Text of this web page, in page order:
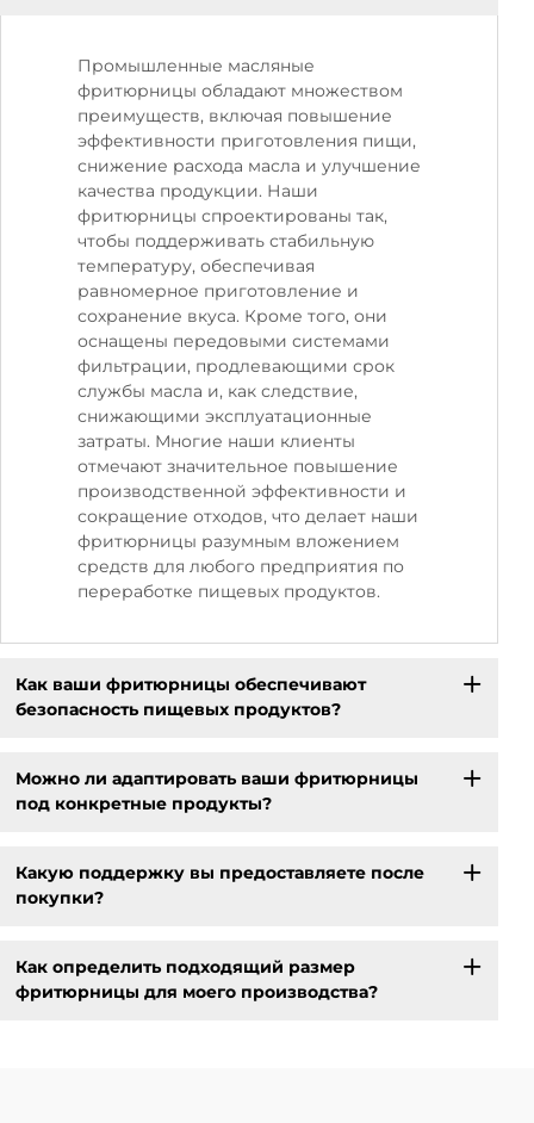
Промышленные масляные
фритюрницы обладают множеством
преимуществ, включая повышение
эффективности приготовления пищи,
снижение расхода масла и улучшение
качества продукции. Наши
фритюрницы спроектированы так,
чтобы поддерживать стабильную
температуру, обеспечивая
равномерное приготовление и
сохранение вкуса. Кроме того, они
оснащены передовыми системами
фильтрации, продлевающими срок
службы масла и, как следствие,
снижающими эксплуатационные
затраты. Многие наши клиенты
отмечают значительное повышение
производственной эффективности и
сокращение отходов, что делает наши
фритюрницы разумным вложением
средств для любого предприятия по
переработке пищевых продуктов.
Как ваши фритюрницы обеспечивают
безопасность пищевых продуктов?
Можно ли адаптировать ваши фритюрницы
под конкретные продукты?
Какую поддержку вы предоставляете после
покупки?
Как определить подходящий размер
фритюрницы для моего производства?